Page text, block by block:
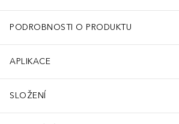
PODROBNOSTI O PRODUKTU
APLIKACE
SLOŽENÍ